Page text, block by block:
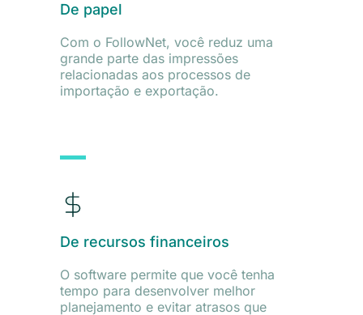
De papel
Com o FollowNet, você reduz uma
grande parte das impressões
relacionadas aos processos de
importação e exportação.
De recursos financeiros
O software permite que você tenha
tempo para desenvolver melhor
planejamento e evitar atrasos que